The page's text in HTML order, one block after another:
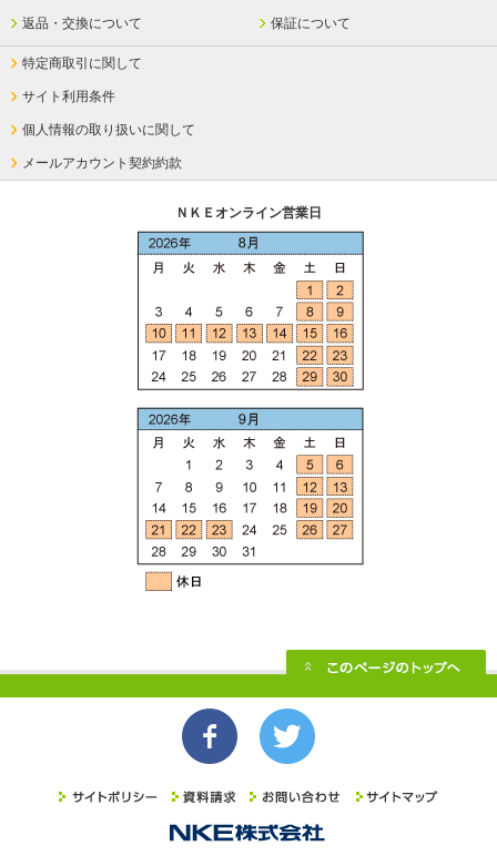
返品・交換について 保証について
特定商取引に関して
サイト利用条件
個人情報の取り扱いに関して
メールアカウント契約約款
ＮＫＥオンライン営業日